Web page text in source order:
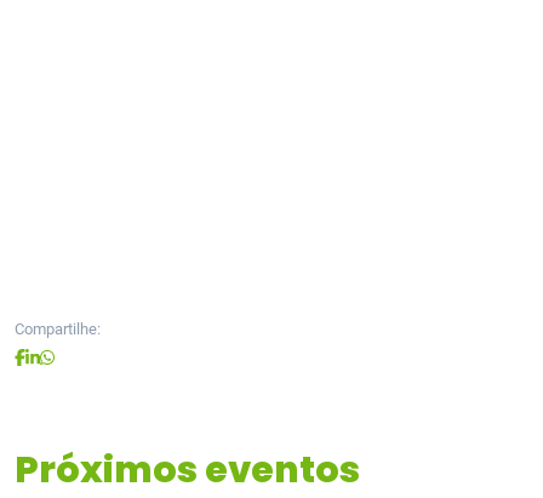
Compartilhe:
Próximos eventos